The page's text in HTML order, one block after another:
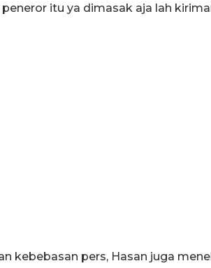
itu ya dimasak aja lah
kebebasan pers, Hasan juga